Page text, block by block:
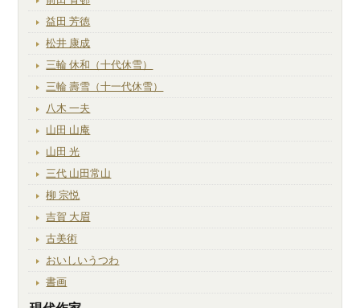
益田 芳徳
松井 康成
三輪 休和（十代休雪）
三輪 壽雪（十一代休雪）
八木 一夫
山田 山庵
山田 光
三代 山田常山
柳 宗悦
吉賀 大眉
古美術
おいしいうつわ
書画